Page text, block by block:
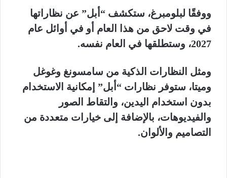
ووفقًا لبلومبرغ، ستكشف “أبل” عن نظاراتها
في وقت لاحق من هذا العام أو في أوائل عام
2027، وستطلقها في العام نفسه.
ومثل النظارات الذكية من سامسونغ وغوغل
وميتا، ستوفر نظارات “أبل” إمكانية الاستخدام
بدون استخدام اليدين، والتقاط الصور
والفيديوهات، بالإضافة إلى خيارات متعددة من
التصاميم والألوان.